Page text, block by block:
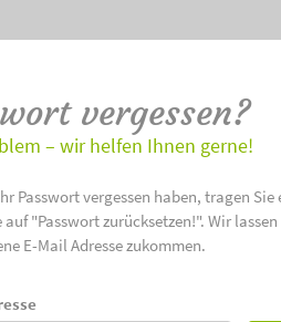
vergessen?
– wir helfen Ihnen gerne!
Passwort vergessen haben, tragen
auf "Passwort zurücksetzen!". Wir
E-Mail Adresse zukommen.